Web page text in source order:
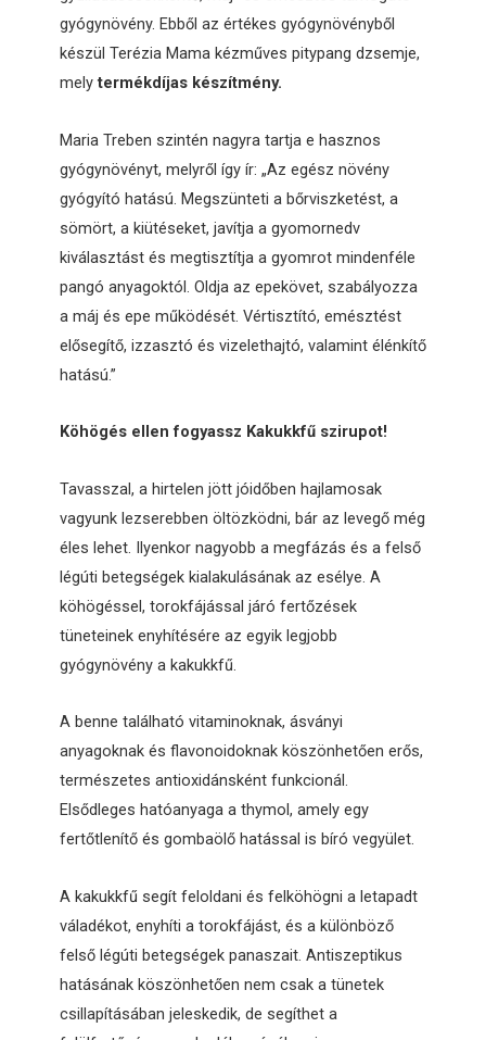
gyógynövény. Ebből az értékes gyógynövényből
készül Terézia Mama kézműves pitypang dzsemje,
melytermékdíjas készítmény.
Maria Treben szintén nagyra tartja e hasznos
gyógynövényt, melyről így ír: „Az egész növény
gyógyító hatású. Megszünteti a bőrviszketést, a
sömört, a kiütéseket, javítja a gyomornedv
kiválasztást és megtisztítja a gyomrot mindenféle
pangó anyagoktól. Oldja az epekövet, szabályozza
a máj és epe működését. Vértisztító, emésztést
elősegítő, izzasztó és vizelethajtó, valamint élénkítő
hatású.”
Köhögés ellen fogyassz Kakukkfű szirupot!
Tavasszal, a hirtelen jött jóidőben hajlamosak
vagyunk lezserebben öltözködni, bár az levegő még
éles lehet. Ilyenkor nagyobb a megfázás és a felső
légúti betegségek kialakulásának az esélye. A
köhögéssel, torokfájással járó fertőzések
tüneteinek enyhítésére az egyik legjobb
gyógynövény a kakukkfű.
A benne található vitaminoknak, ásványi
anyagoknak és flavonoidoknak köszönhetően erős,
természetes antioxidánsként funkcionál.
Elsődleges hatóanyaga a thymol, amely egy
fertőtlenítő és gombaölő hatással is bíró vegyület.
A kakukkfű segít feloldani és felköhögni a letapadt
váladékot, enyhíti a torokfájást, és a különböző
felső légúti betegségek panaszait. Antiszeptikus
hatásának köszönhetően nem csak a tünetek
csillapításában jeleskedik, de segíthet a